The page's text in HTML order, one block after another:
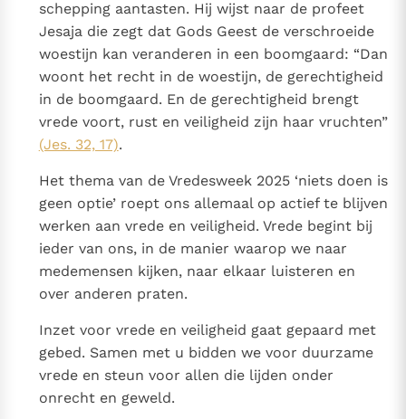
schepping aantasten. Hij wijst naar de profeet
Jesaja die zegt dat Gods Geest de verschroeide
woestijn kan veranderen in een boomgaard: “Dan
woont het recht in de woestijn, de gerechtigheid
in de boomgaard. En de gerechtigheid brengt
vrede voort, rust en veiligheid zijn haar vruchten”
(Jes. 32, 17).
Het thema van de Vredesweek 2025 ‘niets doen is
geen optie’ roept ons allemaal op actief te blijven
werken aan vrede en veiligheid. Vrede begint bij
ieder van ons, in de manier waarop we naar
medemensen kijken, naar elkaar luisteren en
over anderen praten.
Inzet voor vrede en veiligheid gaat gepaard met
gebed. Samen met u bidden we voor duurzame
vrede en steun voor allen die lijden onder
onrecht en geweld.